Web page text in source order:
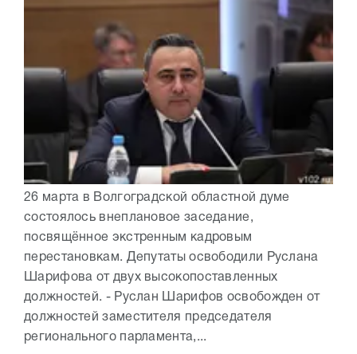
26 марта в Волгоградской областной думе
состоялось внеплановое заседание,
посвящённое экстренным кадровым
перестановкам. Депутаты освободили Руслана
Шарифова от двух высокопоставленных
должностей. - Руслан Шарифов освобожден от
должностей заместителя председателя
регионального парламента,...